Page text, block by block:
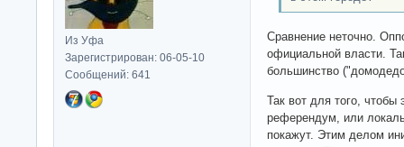
Из Уфа
Зарегистрирован: 06-05-10
Сообщений: 641
Сравнение неточно.
официальной власти.
большинство
Так вот для того, чтобы
референдум, или
покажут. Этим делом